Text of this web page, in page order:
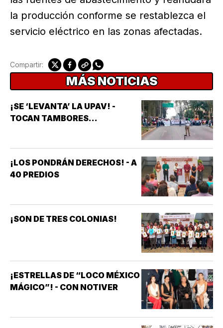
la producción conforme se restablezca el
servicio eléctrico en las zonas afectadas.
Compartir:
MÁS NOTICIAS
¡SE ‘LEVANTA’ LA UPAV! -
TOCAN TAMBORES...
¡LOS PONDRÁN DERECHOS! - A
40 PREDIOS
¡SON DE TRES COLONIAS!
¡ESTRELLAS DE “LOCO MÉXICO
MÁGICO”! - CON NOTIVER